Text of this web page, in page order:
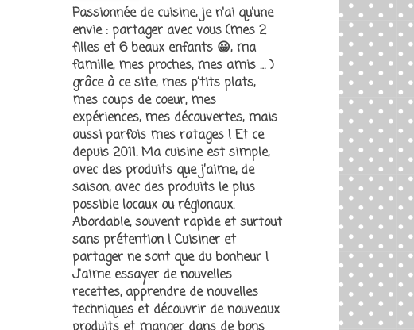
Passionnée de cuisine, je n'ai qu'une
envie : partager avec vous (mes 2
filles et 6 beaux enfants 😀, ma
famille, mes proches, mes amis … )
grâce à ce site, mes p’tits plats,
mes coups de coeur, mes
expériences, mes découvertes, mais
aussi parfois mes ratages ! Et ce
depuis 2011. Ma cuisine est simple,
avec des produits que j’aime, de
saison, avec des produits le plus
possible locaux ou régionaux.
Abordable, souvent rapide et surtout
sans prétention ! Cuisiner et
partager ne sont que du bonheur !
J'aime essayer de nouvelles
recettes, apprendre de nouvelles
techniques et découvrir de nouveaux